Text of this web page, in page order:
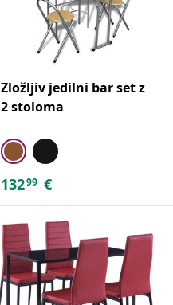
Zložljiv jedilni bar set z
2 stoloma
13299 €